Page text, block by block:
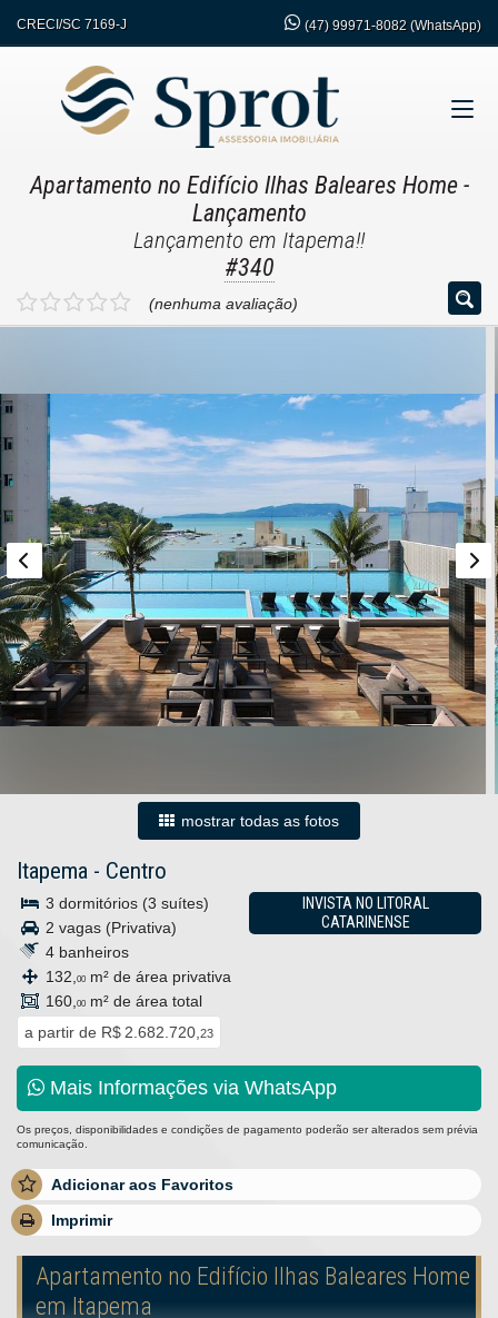
CRECI/SC 7169-J (47) 99971-8082 (WhatsApp)
Apartamento no Edifício Ilhas Baleares Home-
Lançamento
Lançamento em Itapema!!
#340
(nenhuma avaliação)
mostrar todas as fotos
Itapema - Centro
INVISTA NO LITORAL
CATARINENSE
3 dormitórios (3 suítes)
2 vagas (Privativa)
4 banheiros
132, 00 m² de área privativa
160, 00 m² de área total
a partir de R$ 2.682.720, 23
Mais Informações via WhatsApp
Os preços, disponibilidades e condições de pagamento poderão ser alterados sem prévia
comunicação.
Adicionar aos Favoritos
Imprimir
Apartamento no Edifício Ilhas Baleares Home
em Itapema